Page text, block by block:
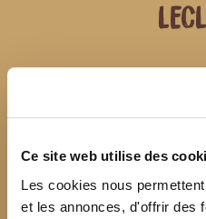
Ce site web utilise des
Les cookies nous
et les annonces, d'offrir des